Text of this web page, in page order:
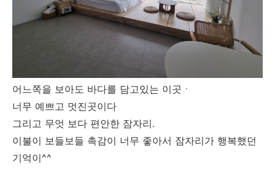
어느쪽을 보아도 바다를 담고있는 이곳ㆍ
너무 예쁘고 멋진곳이다
그리고 무엇 보다 편안한 잠자리.
이불이 보들보들 촉감이 너무 좋아서 잠자리가 행복했던
기억이^^